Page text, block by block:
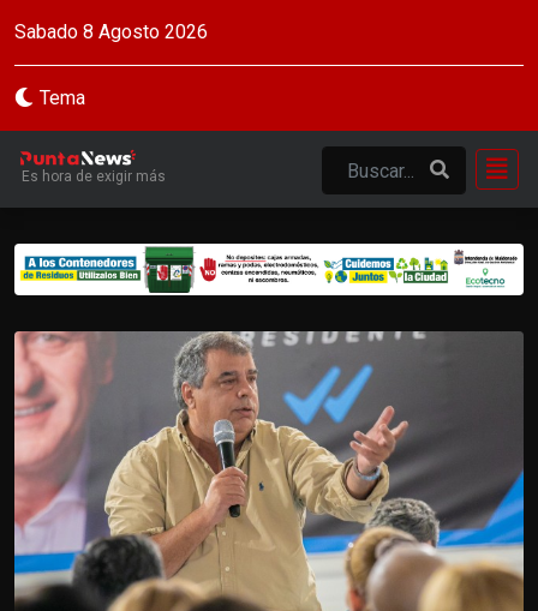
Sabado 8 Agosto 2026
Tema
Es hora de exigir más